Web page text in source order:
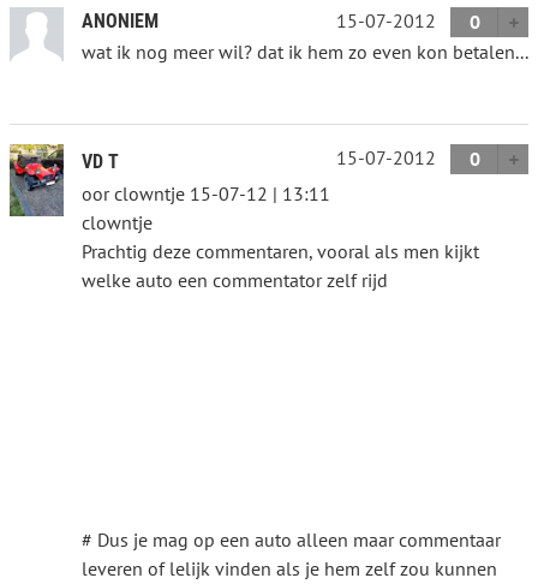
ANONIEM 15-07-2012
0
wat ik nog meer wil? dat ik hem zo even kon betalen...
VD T 15-07-2012
0
oor clowntje 15-07-12 | 13:11
clowntje
Prachtig deze commentaren, vooral als men kijkt
welke auto een commentator zelf rijd
# Dus je mag op een auto alleen maar commentaar
leveren of lelijk vinden als je hem zelf zou kunnen